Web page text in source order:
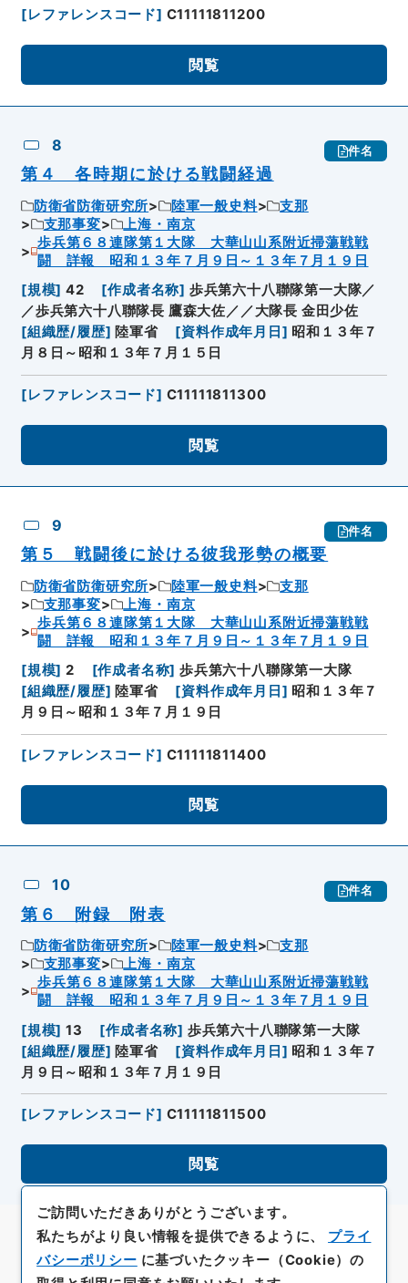
[レファレンスコード] C11111811200
閲覧
8 件名
第４ 各時期に於ける戦闘経過
防衛省防衛研究所 陸軍一般史料
支那
支那事変
上海・南京
歩兵第６８連隊第１大隊 大華山山系附近掃蕩戦戦
闘 詳報 昭和１３年７月９日～１３年７月１９日
[規模] 42 [作成者名称] 歩兵第六十八聯隊第一大隊／
／歩兵第六十八聯隊長 鷹森大佐／／大隊長 金田少佐
[組織歴/履歴] 陸軍省 [資料作成年月日 ] 昭和１３年７
月８日～昭和１３年７月１５日
[レファレンスコード] C11111811300
閲覧
9 件名
第５ 戦闘後に於ける彼我形勢の概要
防衛省防衛研究所 陸軍一般史料
支那
支那事変
上海・南京
歩兵第６８連隊第１大隊 大華山山系附近掃蕩戦戦
闘 詳報 昭和１３年７月９日～１３年７月１９日
[規模] 2 [作成者名称] 歩兵第六十八聯隊第一大隊
[組織歴/履歴] 陸軍省 [資料作成年月日 ] 昭和１３年７
月９日～昭和１３年７月１９日
[レファレンスコード] C11111811400
閲覧
10 件名
第６ 附録 附表
防衛省防衛研究所 陸軍一般史料
支那
支那事変
上海・南京
歩兵第６８連隊第１大隊 大華山山系附近掃蕩戦戦
闘 詳報 昭和１３年７月９日～１３年７月１９日
[規模] 13 [作成者名称] 歩兵第六十八聯隊第一大隊
[組織歴/履歴] 陸軍省 [資料作成年月日 ] 昭和１３年７
月９日～昭和１３年７月１９日
[レファレンスコード] C11111811500
閲覧
ご訪問いただきありがとうございます。
私たちがより良い情報を提供できるように、 プライ
バシーポリシー に基づいたクッキー（Cookie）の